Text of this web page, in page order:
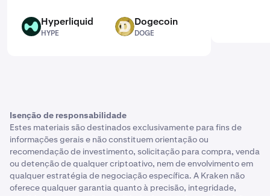
HYPE Hyperliquid
HYPE
DOGE Dogecoin
DOGE
Isenção de responsabilidade
Estes materiais são destinados exclusivamente para fins de
informações gerais e não constituem orientação ou
recomendação de investimento, solicitação para compra, venda
ou detenção de qualquer criptoativo, nem de envolvimento em
qualquer estratégia de negociação específica. A Kraken não
oferece qualquer garantia quanto à precisão, integridade,